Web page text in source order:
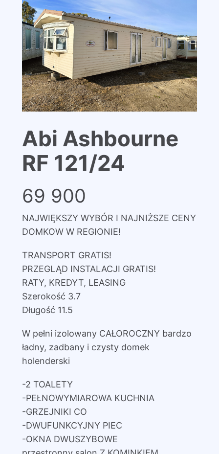
Abi Ashbourne
RF 121/24
69 900
NAJWIĘKSZY WYBÓR I NAJNIŻSZE CENY
DOMKOW W REGIONIE!
TRANSPORT GRATIS!
PRZEGLĄD INSTALACJI GRATIS!
RATY, KREDYT, LEASING
Szerokość 3.7
Długość 11.5
W pełni izolowany CAŁOROCZNY bardzo
ładny, zadbany i czysty domek
holenderski
-2 TOALETY
-PEŁNOWYMIAROWA KUCHNIA
-GRZEJNIKI CO
-DWUFUNKCYJNY PIEC
-OKNA DWUSZYBOWE